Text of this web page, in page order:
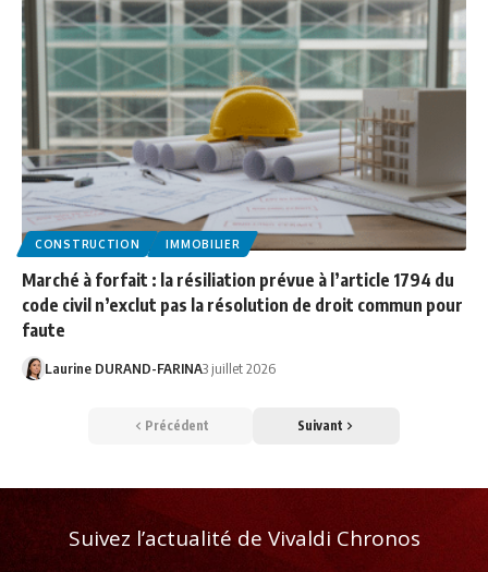
CONSTRUCTION IMMOBILIER
Marché à forfait : la résiliation prévue à l’article 1794 du
code civil n’exclut pas la résolution de droit commun pour
faute
Laurine DURAND-FARINA3 juillet 2026
Précédent Suivant
Suivez l’actualité de Vivaldi Chronos